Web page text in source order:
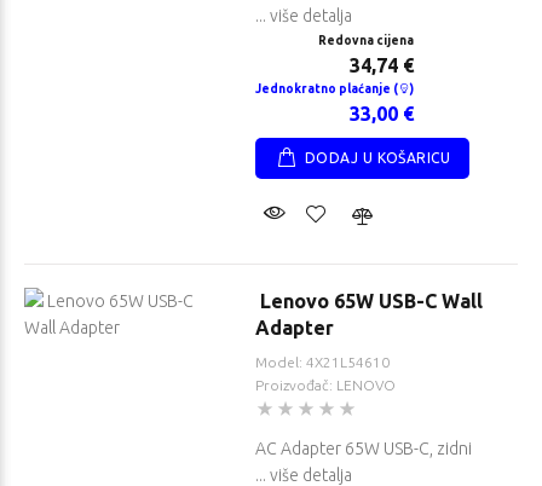
... više detalja
Redovna cijena
34,74 €
Jednokratno plaćanje ( )
33,00 €
DODAJ U KOŠARICU
Lenovo 65W USB-C Wall
Adapter
Model: 4X21L54610
Proizvođač: LENOVO
AC Adapter 65W USB-C, zidni
... više detalja